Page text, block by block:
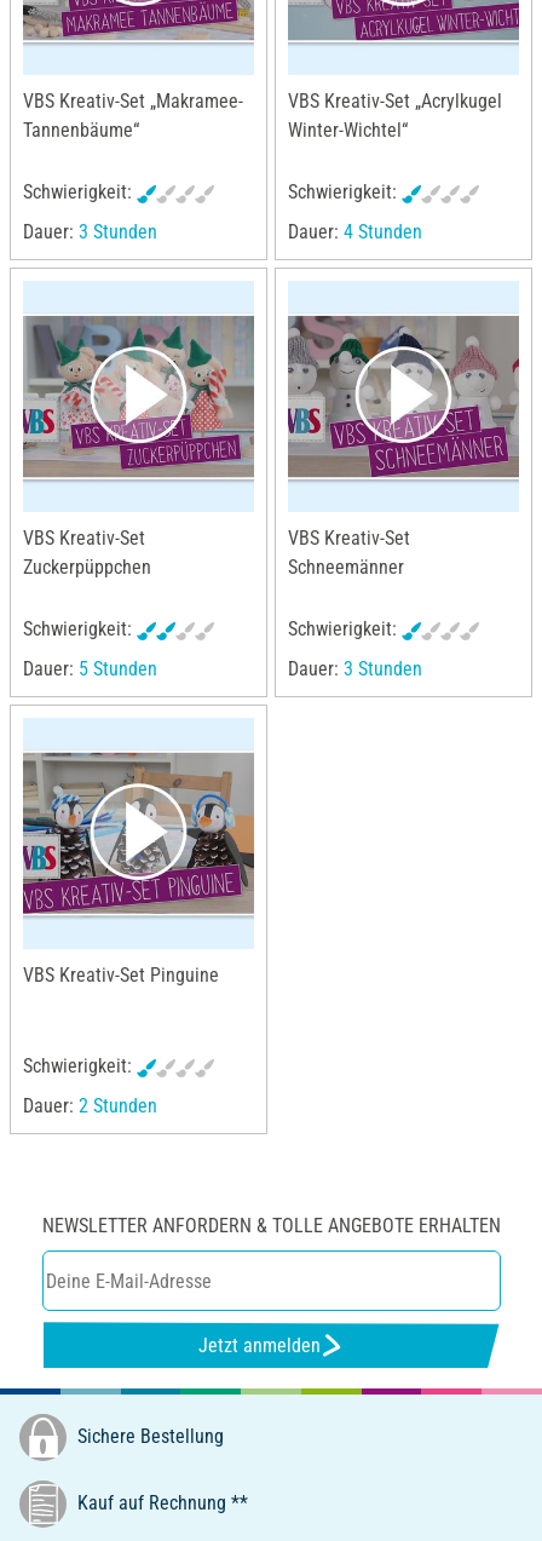
VBS Kreativ-Set „Makramee-
Tannenbäume“
Schwierigkeit:
Dauer: 3 Stunden
VBS Kreativ-Set „Acrylkugel
Winter-Wichtel“
Schwierigkeit:
Dauer: 4 Stunden
VBS Kreativ-Set
Zuckerpüppchen
Schwierigkeit:
Dauer: 5 Stunden
VBS Kreativ-Set
Schneemänner
Schwierigkeit:
Dauer: 3 Stunden
VBS Kreativ-Set Pinguine
Schwierigkeit:
Dauer: 2 Stunden
NEWSLETTER ANFORDERN & TOLLE ANGEBOTE ERHALTEN
Jetzt anmelden
Sichere Bestellung
Kauf auf Rechnung **